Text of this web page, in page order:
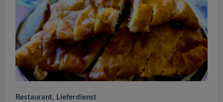
Restaurant, Lieferdienst